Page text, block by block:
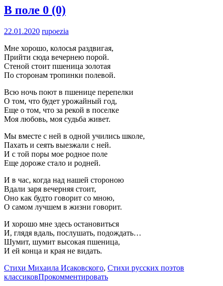
В поле 0 (0)
22.01.2020 rupoezia
Мне хорошо, колосья раздвигая,
Прийти сюда вечернею порой.
Стеной стоит пшеница золотая
По сторонам тропинки полевой.
Всю ночь поют в пшенице перепелки
О том, что будет урожайный год,
Еще о том, что за рекой в поселке
Моя любовь, моя судьба живет.
Мы вместе с ней в одной учились школе,
Пахать и сеять выезжали с ней.
И с той поры мое родное поле
Еще дороже стало и родней.
И в час, когда над нашей стороною
Вдали заря вечерняя стоит,
Оно как будто говорит со мною,
О самом лучшем в жизни говорит.
И хорошо мне здесь остановиться
И, глядя вдаль, послушать, подождать…
Шумит, шумит высокая пшеница,
И ей конца и края не видать.
Стихи Михаила Исаковского, Стихи русских поэтов
классиковПрокомментировать